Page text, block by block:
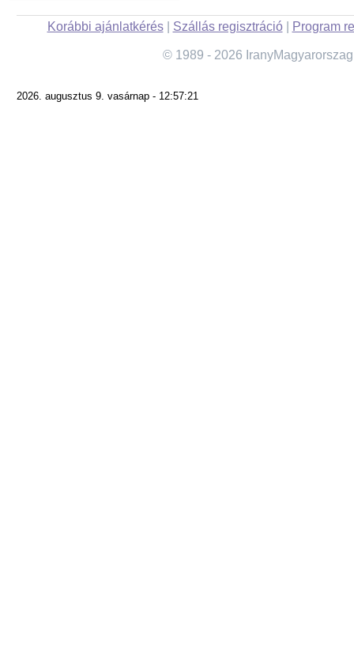
Korábbi ajánlatkérés| Szállás regisztráció| Program
© 1989 - 2026
2026. augusztus 9. vasárnap - 12:57:21